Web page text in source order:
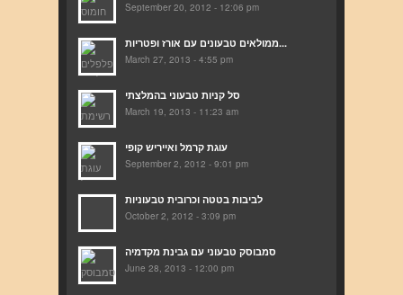
September 20, 2012 - 12:06 pm
ממולאים טבעונים עם אורז ופטריות...
March 27, 2013 - 4:55 pm
סל קניות טבעוני בהמלצתי
March 19, 2013 - 11:23 am
עוגת קרמל ואייריש קופי
September 2, 2012 - 9:01 pm
לביבות בטטה וכרובית טבעוניות
October 2, 2012 - 3:09 pm
סמבוסק טבעוני עם גבינת מקדמיה
June 28, 2013 - 12:00 pm